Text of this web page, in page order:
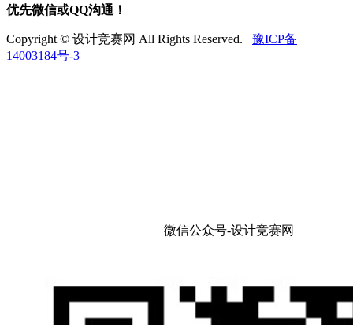
优先微信或QQ沟通！
Copyright © 设计竞赛网 All Rights Reserved.
豫ICP备
14003184号-3
微信公众号-设计竞赛网